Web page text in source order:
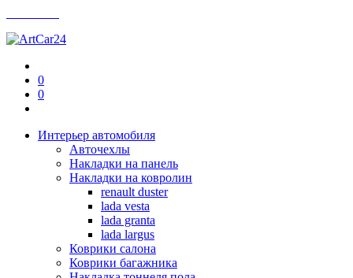
0
0
Интерьер автомобиля
Авточехлы
Накладки на панель
Накладки на ковролин
renault duster
lada vesta
lada granta
lada largus
Коврики салона
Коврики багажника